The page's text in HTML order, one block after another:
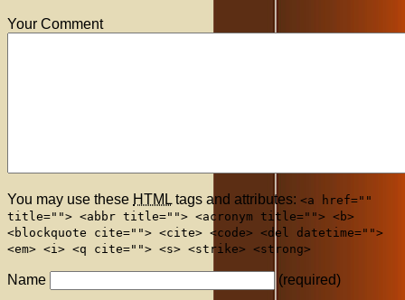
Your Comment
You may use these HTML tags and attributes: <a href=""
title=""> <abbr title=""> <acronym title=""> <b>
<blockquote cite=""> <cite> <code> <del datetime="">
<em> <i> <q cite=""> <s> <strike> <strong>
Name (required)